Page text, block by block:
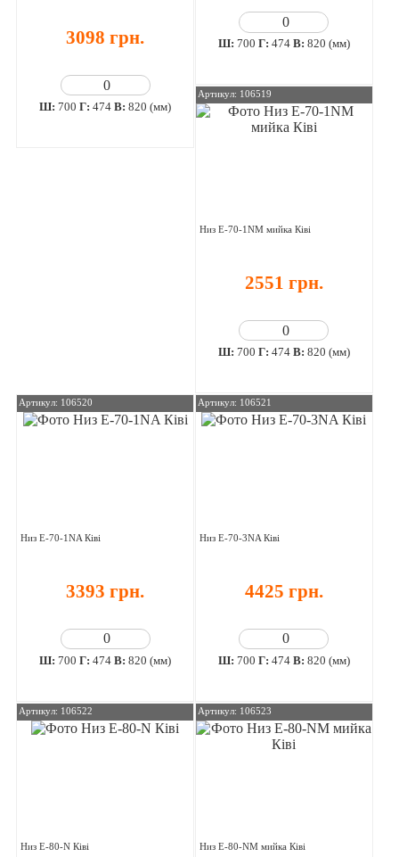
3098 грн.
Ш:700 Г:474 В:820 (мм)
Ш: 700 Г: 474В: 820 (мм)
Артикул: 106519
Низ E-70-1NM мийка Ківі
2551 грн.
Ш: 700 Г: 474В: 820 (мм)
Артикул: 106520
Низ E-70-1NA Ківі
3393 грн.
Ш:700 Г:474 В:820 (мм)
Артикул: 106521
Низ E-70-3NA Ківі
4425 грн.
Ш: 700 Г: 474В: 820 (мм)
Артикул: 106522
Низ E-80-N Ківі
Артикул: 106523
Низ E-80-NM мийка Ківі